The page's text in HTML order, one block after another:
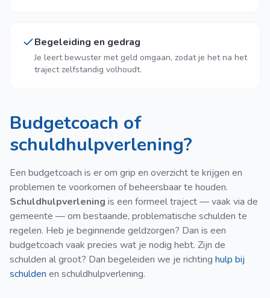
Begeleiding en gedrag
Je leert bewuster met geld omgaan, zodat je het na het
traject zelfstandig volhoudt.
Budgetcoach of
schuldhulpverlening?
Een budgetcoach is er om grip en overzicht te krijgen en
problemen te voorkomen of beheersbaar te houden.
Schuldhulpverlening is een formeel traject — vaak via de
gemeente — om bestaande, problematische schulden te
regelen. Heb je beginnende geldzorgen? Dan is een
budgetcoach vaak precies wat je nodig hebt. Zijn de
schulden al groot? Dan begeleiden we je richting hulp bij
schulden en schuldhulpverlening.